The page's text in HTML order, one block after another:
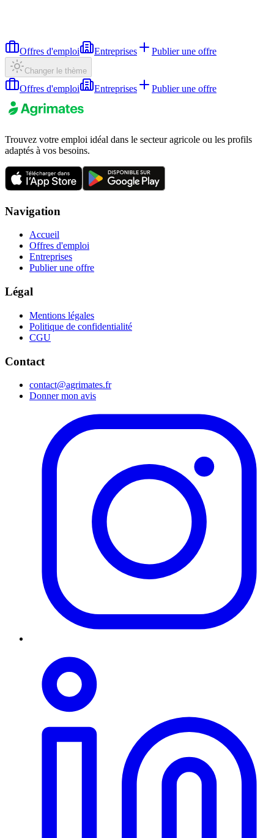
Offres d'emploi Entreprises Publier une offre
Changer le thème
Offres d'emploi Entreprises Publier une offre
Trouvez votre emploi idéal dans le secteur agricole ou les profils
adaptés à vos besoins.
Navigation
Accueil
Offres d'emploi
Entreprises
Publier une offre
Légal
Mentions légales
Politique de confidentialité
CGU
Contact
contact@agrimates.fr
Donner mon avis